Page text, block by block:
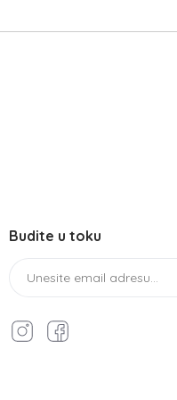
Budite u toku